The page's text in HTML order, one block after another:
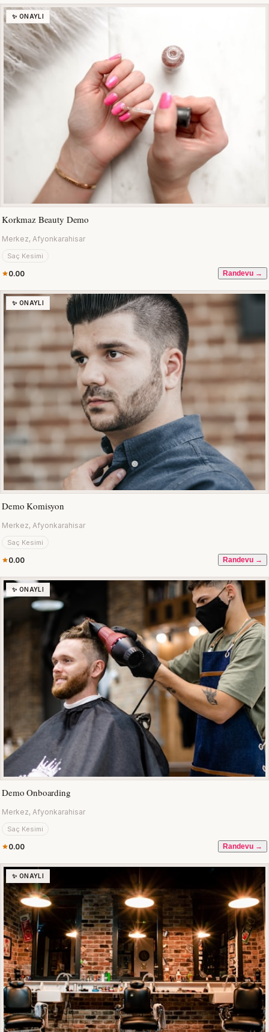
✨ ONAYLI
Korkmaz Beauty Demo
Merkez, Afyonkarahisar
Saç Kesimi
0.00 Randevu →
✨ ONAYLI
Demo Komisyon
Merkez, Afyonkarahisar
Saç Kesimi
0.00 Randevu →
✨ ONAYLI
Demo Onboarding
Merkez, Afyonkarahisar
Saç Kesimi
0.00 Randevu →
✨ ONAYLI